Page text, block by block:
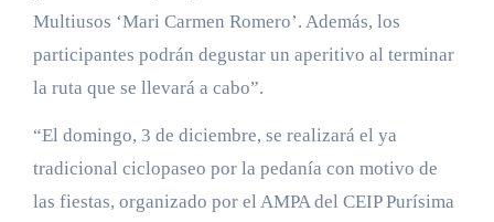
Multiusos ‘Mari Carmen Romero’. Además, los
participantes podrán degustar un aperitivo al terminar
la ruta que se llevará a cabo”.
“El domingo, 3 de diciembre, se realizará el ya
tradicional ciclopaseo por la pedanía con motivo de
las fiestas, organizado por el AMPA del CEIP Purísima